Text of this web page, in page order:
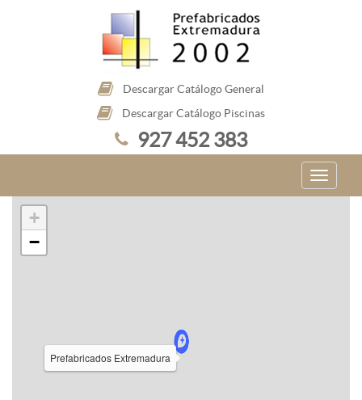
Descargar Catálogo General
Descargar Catálogo Piscinas
927 452 383
Prefabricados Extremadura
+
−